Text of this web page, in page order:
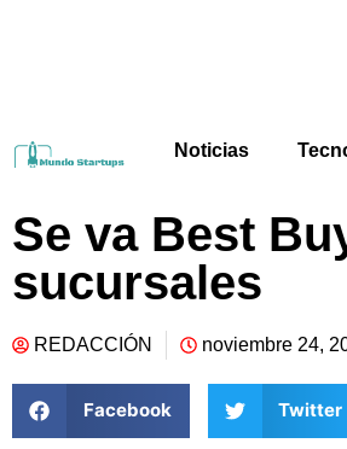
Noticias
Se va Best
sucursales
REDACCIÓN noviembre 24,
Facebook Twitter